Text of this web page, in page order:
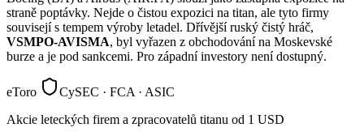
straně poptávky. Nejde o čistou expozici na titan, ale tyto firmy
souvisejí s tempem výroby letadel. Dřívější ruský čistý hráč,
VSMPO-AVISMA, byl vyřazen z obchodování na Moskevské
burze a je pod sankcemi. Pro západní investory není dostupný.
eToro
CySEC · FCA · ASIC
Akcie leteckých firem a zpracovatelů titanu od 1 USD